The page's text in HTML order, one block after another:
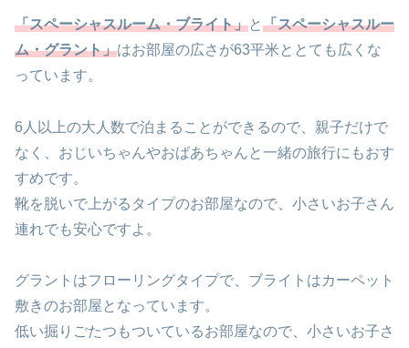
「スペーシャスルーム・ブライト」と「スペーシャスルー
ム・グラント」はお部屋の広さが63平米ととても広くな
っています。
6人以上の大人数で泊まることができるので、親子だけで
なく、おじいちゃんやおばあちゃんと一緒の旅行にもおす
すめです。
靴を脱いで上がるタイプのお部屋なので、小さいお子さん
連れでも安心ですよ。
グラントはフローリングタイプで、ブライトはカーペット
敷きのお部屋となっています。
低い掘りごたつもついているお部屋なので、小さいお子さ